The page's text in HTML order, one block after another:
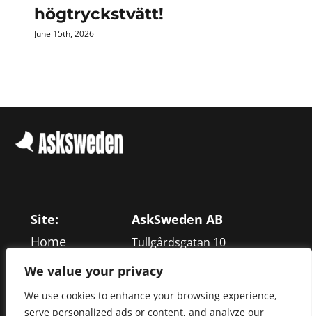
We value your privacy
We use cookies to enhance your browsing experience,
serve personalized ads or content, and analyze our
högtryckstvätt!
June 15th, 2026
Site:
Home
Services
About
AskSweden AB
Tullgårdsgatan 10
116 68 Stockholm
+46 866 013 00